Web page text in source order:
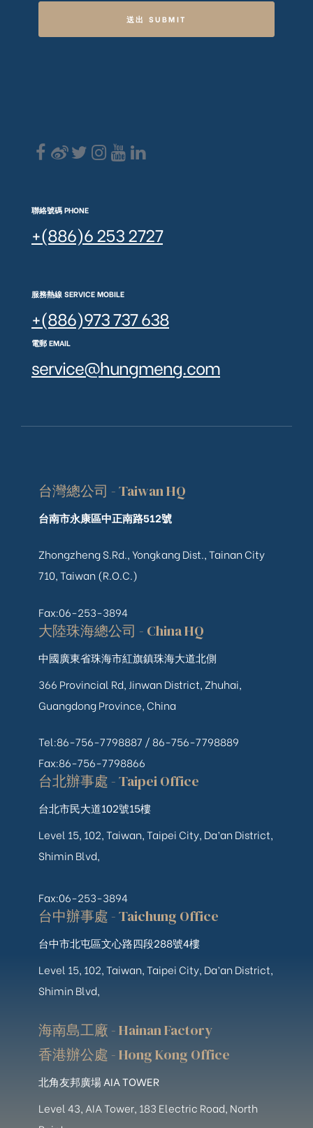
送出 SUBMIT
聯絡號碼 PHONE
+(886)6 253 2727
服務熱線 SERVICE MOBILE
+(886)973 737 638
電郵 EMAIL
service@hungmeng.com
台灣總公司 - Taiwan HQ
台南市永康區中正南路512號
Zhongzheng S.Rd., Yongkang Dist., Tainan City
710, Taiwan (R.O.C.)
Fax:06-253-3894
大陸珠海總公司 - China HQ
中國廣東省珠海市紅旗鎮珠海大道北側
366 Provincial Rd, Jinwan District, Zhuhai,
Guangdong Province, China
Tel:86-756-7798887 / 86-756-7798889
Fax:86-756-7798866
台北辦事處 - Taipei Office
台北市民大道102號15樓
Level 15, 102, Taiwan, Taipei City, Da’an District,
Shimin Blvd,
Fax:06-253-3894
台中辦事處 - Taichung Office
台中市北屯區文心路四段288號4樓
Level 15, 102, Taiwan, Taipei City, Da’an District,
Shimin Blvd,
海南島工廠 - Hainan Factory
香港辦公處 - Hong Kong Office
北角友邦廣場 AIA TOWER
Level 43, AIA Tower, 183 Electric Road, North